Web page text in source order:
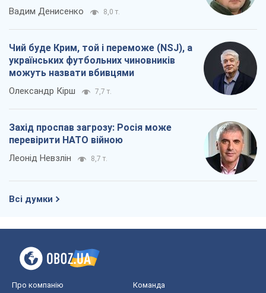
Вадим Денисенко 8,0 т.
Чий буде Крим, той і переможе (NSJ), а
українських футбольних чиновників
можуть назвати вбивцями
Олександр Кірш 7,7 т.
Захід проспав загрозу: Росія може
перевірити НАТО війною
Леонід Невзлін 8,7 т.
Всі думки
Про компанію Команда